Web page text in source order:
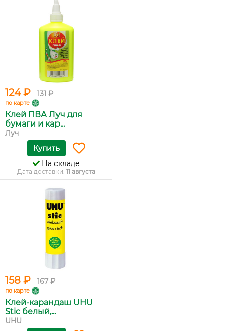
124 ₽ 131 ₽
по карте
Клей ПВА Луч для
бумаги и кар...
Луч
Купить
На складе
Дата доставки: 11 августа
158 ₽ 167 ₽
по карте
Клей-карандаш UHU
Stic белый,...
UHU